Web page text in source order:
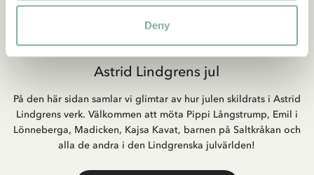
Deny
Astrid Lindgrens jul
På den här sidan samlar vi glimtar av hur julen skildrats i Astrid
Lindgrens verk. Välkommen att möta Pippi Långstrump, Emil i
Lönneberga, Madicken, Kajsa Kavat, barnen på Saltkråkan och
alla de andra i den Lindgrenska julvärlden!